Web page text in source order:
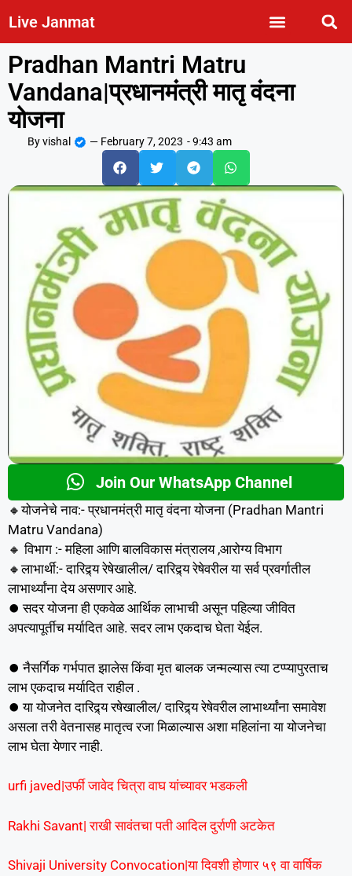
Live Janmat
Pradhan Mantri Matru
Vandana|प्रधानमंत्री मातृ वंदना
योजना
Byvishal — February 7, 2023 -9:43 am
Join Our WhatsApp Channel
🔸योजनेचे नाव:- प्रधानमंत्री मातृ वंदना योजना (Pradhan Mantri
Matru Vandana)
🔸 विभाग :- महिला आणि बालविकास मंत्रालय ,आरोग्य विभाग
🔸लाभार्थी:- दारिद्र्य रेषेखालील/ दारिद्र्य रेषेवरील या सर्व प्रवर्गातील
लाभार्थ्यांना देय असणार आहे.
⏺️ सदर योजना ही एकवेळ आर्थिक लाभाची असून पहिल्या जीवित
अपत्यापूर्तीच मर्यादित आहे. सदर लाभ एकदाच घेता येईल.
⏺️ नैसर्गिक गर्भपात झालेस किंवा मृत बालक जन्मल्यास त्या टप्प्यापुरताच
लाभ एकदाच मर्यादित राहील .
⏺️ या योजनेत दारिद्र्य रषेखालील/ दारिद्र्य रेषेवरील लाभार्थ्यांना समावेश
असला तरी वेतनासह मातृत्व रजा मिळाल्यास अशा महिलांना या योजनेचा
लाभ घेता येणार नाही.
urfi javed|उर्फी जावेद चित्रा वाघ यांच्यावर भडकली
Rakhi Savant| राखी सावंतचा पती आदिल दुर्राणी अटकेत
Shivaji University Convocation|या दिवशी होणार ५९ वा वार्षिक